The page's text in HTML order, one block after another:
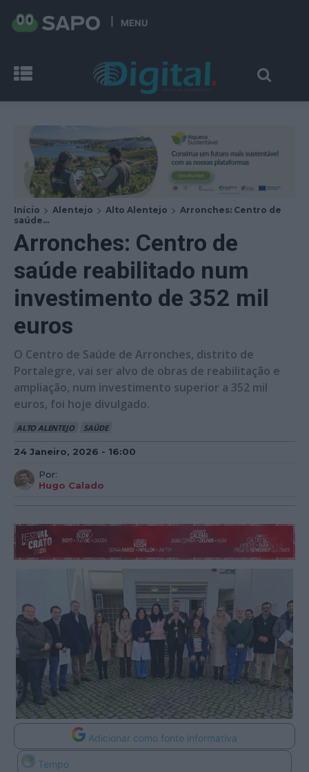
MENU
Início Alentejo Alto Alentejo
Arronches: Centro de
saúde...
Arronches: Centro de
saúde reabilitado num
investimento de 352 mil
euros
O Centro de Saúde de Arronches, distrito de
Portalegre, vai ser alvo de obras de reabilitação e
ampliação, num investimento superior a 352 mil
euros, foi hoje divulgado.
ALTO ALENTEJO SAÚDE
24 Janeiro, 2026 - 16:00
Por:
Hugo Calado
Adicionar como fonte informativa
Tempo